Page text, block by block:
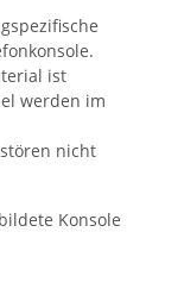
ist
werden im
nicht
Konsole